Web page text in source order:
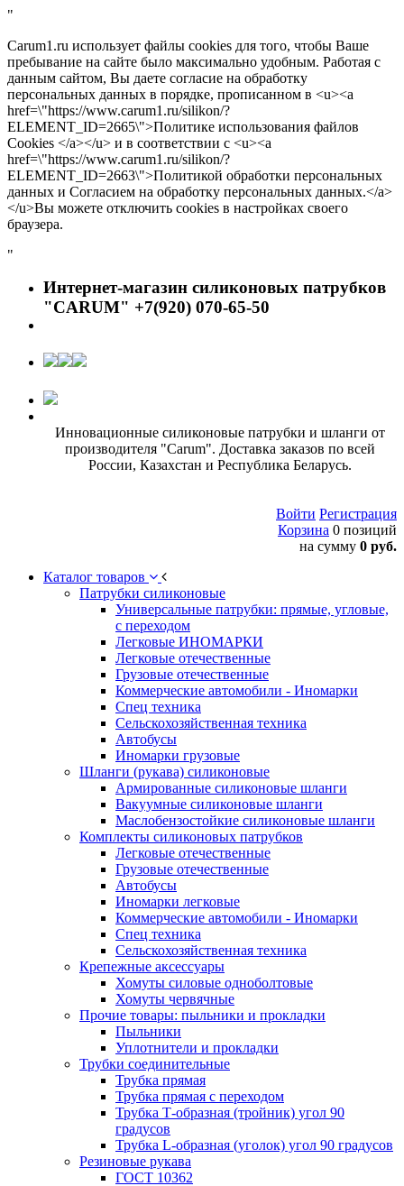
"
Carum1.ru использует файлы cookies для того, чтобы Ваше
пребывание на сайте было максимально удобным. Работая с
данным сайтом, Вы даете согласие на обработку
персональных данных в порядке, прописанном в <u><a
href=\"https://www.carum1.ru/silikon/?
ELEMENT_ID=2665\">Политике использования файлов
Cookies </a></u> и в соответствии с <u><a
href=\"https://www.carum1.ru/silikon/?
ELEMENT_ID=2663\">Политикой обработки персональных
данных и Согласием на обработку персональных данных.</a>
</u>Вы можете отключить cookies в настройках своего
браузера.
"
Интернет-магазин силиконовых патрубков
"CARUM" +7(920) 070-65-50
Инновационные силиконовые патрубки и шланги от
производителя "Carum". Доставка заказов по всей
России, Казахстан и Республика Беларусь.
Войти Регистрация
Корзина 0 позиций
на сумму 0 руб.
Каталог товаров
Патрубки силиконовые
Универсальные патрубки: прямые, угловые,
с переходом
Легковые ИНОМАРКИ
Легковые отечественные
Грузовые отечественные
Коммерческие автомобили - Иномарки
Спец техника
Сельскохозяйственная техника
Автобусы
Иномарки грузовые
Шланги (рукава) силиконовые
Армированные силиконовые шланги
Вакуумные силиконовые шланги
Маслобензостойкие силиконовые шланги
Комплекты силиконовых патрубков
Легковые отечественные
Грузовые отечественные
Автобусы
Иномарки легковые
Коммерческие автомобили - Иномарки
Спец техника
Сельскохозяйственная техника
Крепежные аксессуары
Хомуты силовые одноболтовые
Хомуты червячные
Прочие товары: пыльники и прокладки
Пыльники
Уплотнители и прокладки
Трубки соединительные
Трубка прямая
Трубка прямая с переходом
Трубка Т-образная (тройник) угол 90
градусов
Трубка L-образная (уголок) угол 90 градусов
Резиновые рукава
ГОСТ 10362